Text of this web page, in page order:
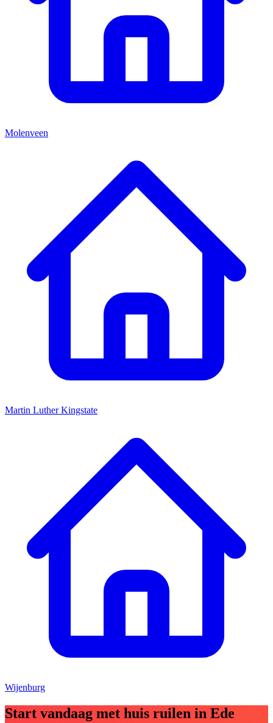
Molenveen
Martin Luther Kingstate
Wijenburg
Start vandaag met huis ruilen in Ede